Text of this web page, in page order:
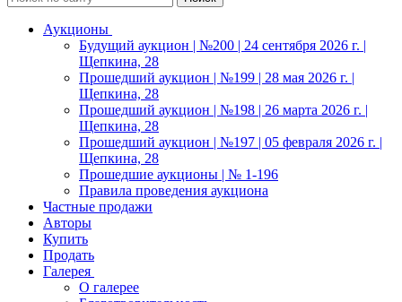
Аукционы
Будущий аукцион | №200 | 24 сентября 2026 г. |
Щепкина, 28
Прошедший аукцион | №199 | 28 мая 2026 г. |
Щепкина, 28
Прошедший аукцион | №198 | 26 марта 2026 г. |
Щепкина, 28
Прошедший аукцион | №197 | 05 февраля 2026 г. |
Щепкина, 28
Прошедшие аукционы | № 1-196
Правила проведения аукциона
Частные продажи
Авторы
Купить
Продать
Галерея
О галерее